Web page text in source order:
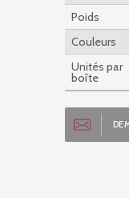
Poids
Couleurs
Unités par
boîte